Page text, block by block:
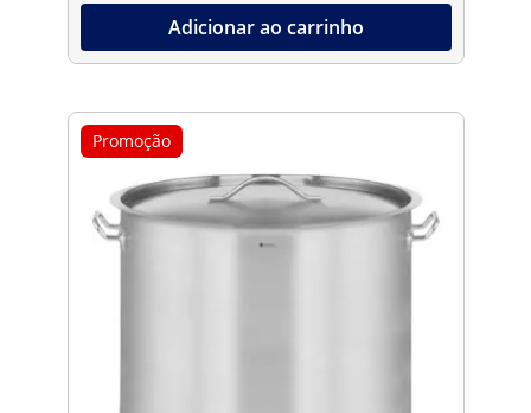
Adicionar ao carrinho
Promoção